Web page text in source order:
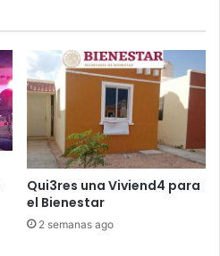
Qui3res una Viviend4 para
el Bienestar
2 semanas ago